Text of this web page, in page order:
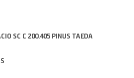
SC C 200.405 PINUS TAEDA